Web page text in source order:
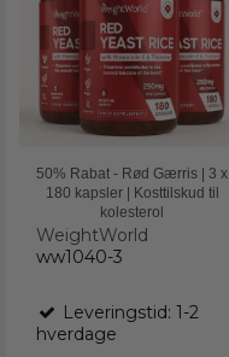
50% Rabat - Rød Gærris | 3 x
180 kapsler | Kosttilskud til
kolesterol
WeightWorld
ww1040-3
Leveringstid: 1-2
hverdage